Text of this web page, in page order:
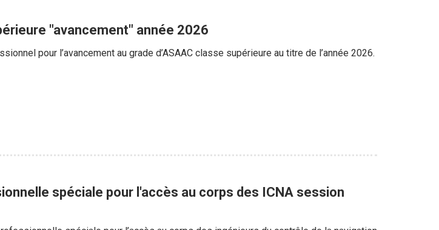
"avancement" année 2026
pour l’avancement au grade d’ASAAC classe supérieure au titre de l’année 2026.
spéciale pour l'accès au corps des ICNA session